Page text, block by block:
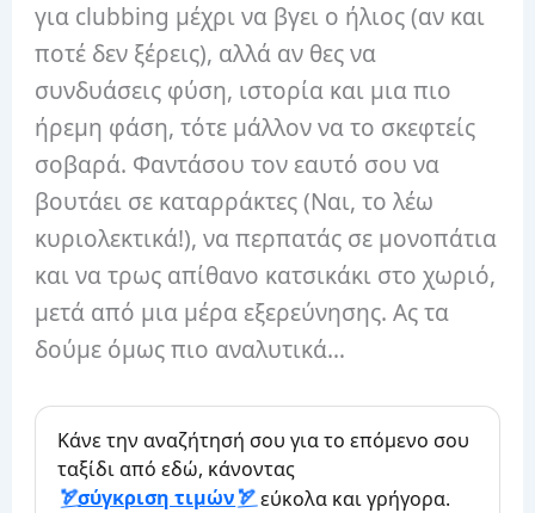
για clubbing μέχρι να βγει ο ήλιος (αν και
ποτέ δεν ξέρεις), αλλά αν θες να
συνδυάσεις φύση, ιστορία και μια πιο
ήρεμη φάση, τότε μάλλον να το σκεφτείς
σοβαρά. Φαντάσου τον εαυτό σου να
βουτάει σε καταρράκτες (Ναι, το λέω
κυριολεκτικά!), να περπατάς σε μονοπάτια
και να τρως απίθανο κατσικάκι στο χωριό,
μετά από μια μέρα εξερεύνησης. Ας τα
δούμε όμως πιο αναλυτικά…
Κάνε την αναζήτησή σου για το επόμενο σου
ταξίδι από εδώ, κάνοντας
σύγκριση τιμών
εύκολα και γρήγορα.